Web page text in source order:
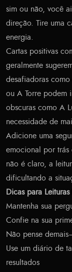
sim ou não, você
direção. Tire uma
energia.
Cartas positivas
geralmente
desafiadoras
ou A Torre podem
obscuras como A
necessidade de
Adicione uma
emocional por trás
não é claro, a
dificultando a
Dicas para
Mantenha sua
Confie na sua
Não pense
Use um diário de
resultados